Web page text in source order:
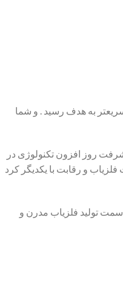
به هدف رسید . و شما
روز افزون تکنولوژی در
و رقابت با یکدیگر کرد
تولید فلزیاب مدرن و